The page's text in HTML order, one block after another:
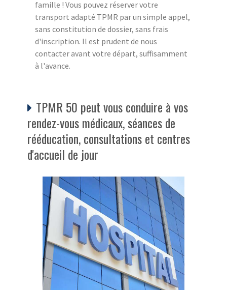
famille ! Vous pouvez réserver votre
transport adapté TPMR par un simple appel,
sans constitution de dossier, sans frais
d'inscription. Il est prudent de nous
contacter avant votre départ, suffisamment
à l'avance.
TPMR 50 peut vous conduire à vos
rendez-vous médicaux, séances de
rééducation, consultations et centres
d'accueil de jour